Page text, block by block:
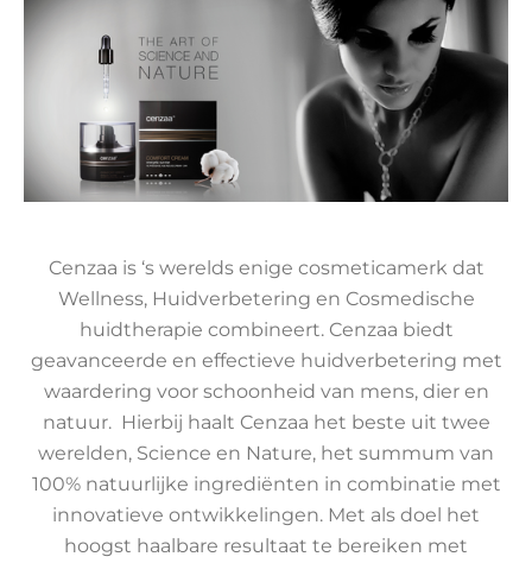
Cenzaa is ‘s werelds enige cosmeticamerk dat
Wellness, Huidverbetering en Cosmedische
huidtherapie combineert. Cenzaa biedt
geavanceerde en effectieve huidverbetering met
waardering voor schoonheid van mens, dier en
natuur. Hierbij haalt Cenzaa het beste uit twee
werelden, Science en Nature, het summum van
100% natuurlijke ingrediënten in combinatie met
innovatieve ontwikkelingen. Met als doel het
hoogst haalbare resultaat te bereiken met